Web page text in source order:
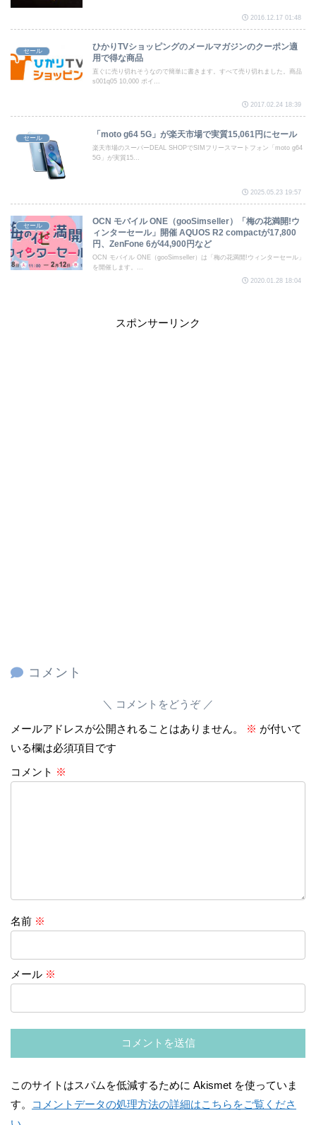
2016.12.17 01:48
セール
ひかりTVショッピングのメールマガジンのクーポン適
用で得な商品
直ぐに売り切れそうなので簡単に書きます。すべて売り切れました。商品
s001q05 10,000 ポイ...
2017.02.24 18:39
セール 「moto g64 5G」が楽天市場で実質15,061円にセール
楽天市場のスーパーDEAL SHOPでSIMフリースマートフォン「moto g64
5G」が実質15...
2025.05.23 19:57
セール
OCN モバイル ONE（gooSimseller）「梅の花満開!ウ
ィンターセール」開催 AQUOS R2 compactが17,800
円、ZenFone 6が44,900円など
OCN モバイル ONE（gooSimseller）は「梅の花満開!ウィンターセール」
を開催します。...
2020.01.28 18:04
スポンサーリンク
コメント
コメントをどうぞ
メールアドレスが公開されることはありません。 ※ が付いて
いる欄は必須項目です
コメント ※
名前 ※
メール ※
このサイトはスパムを低減するために Akismet を使っていま
す。
コメントデータの処理方法の詳細はこちらをご覧くださ